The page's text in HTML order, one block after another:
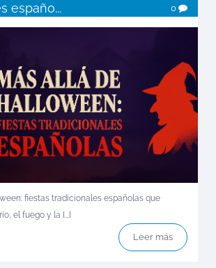
españo...
0
fiestas tradicionales españolas que
el fuego y la [...]
Leer más